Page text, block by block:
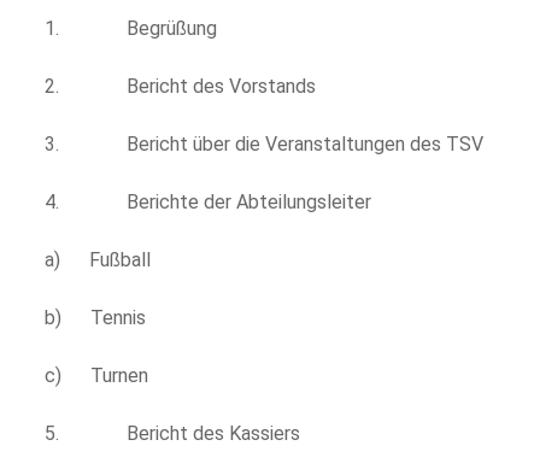
1. Begrüßung
2. Bericht des Vorstands
3. Bericht über die Veranstaltungen des TSV
4. Berichte der Abteilungsleiter
a) Fußball
b) Tennis
c) Turnen
5. Bericht des Kassiers